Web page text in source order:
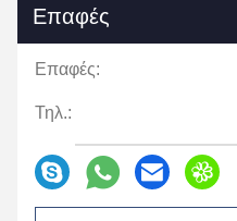
Επαφές
Επαφές:
Τηλ.: